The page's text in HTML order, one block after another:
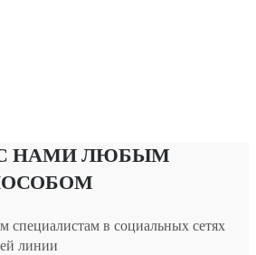
НАМИ ЛЮБЫМ
специалистам в социальных сетях
линии